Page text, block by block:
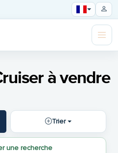
à vendre
Trier
une recherche